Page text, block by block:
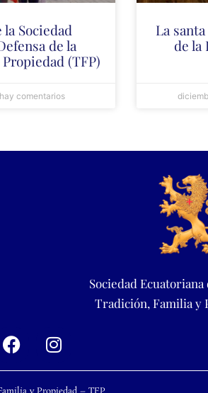
Sociedad
de la
(TFP)
comentarios
La
de la
Sociedad Ecuatoriana
Tradición, Familia y